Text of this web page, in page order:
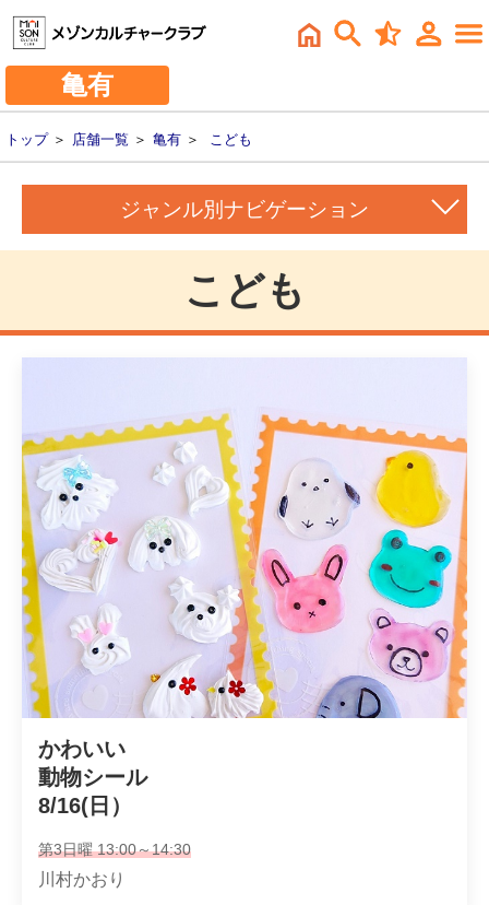
亀有
トップ＞ 店舗一覧 ＞ 亀有 ＞ こども
ジャンル別ナビゲーション
こども
かわいい
動物シール
8/16(日）
第3日曜 13:00～14:30
川村かおり